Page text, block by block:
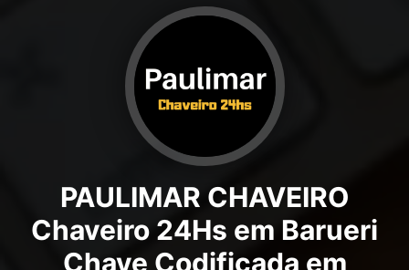
PAULIMAR CHAVEIRO
Chaveiro 24Hs em Barueri
Chave Codificada em